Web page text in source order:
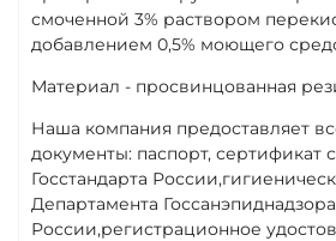
смоченной 3% раствором
добавлением 0,5% моющего
Материал - просвинцованная
Наша компания предоставляет
документы: паспорт, сертификат
Госстандарта
Департамента
России,регистрационное